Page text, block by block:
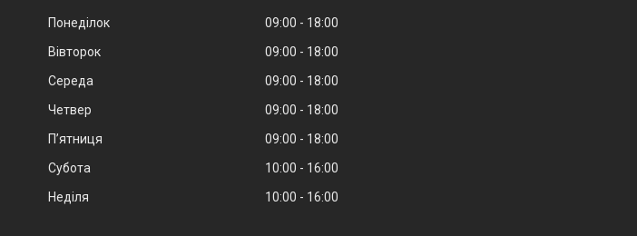
Понеділок 09:00
18:00
Вівторок
09:00
18:00
Середа
09:00
18:00
Четвер
09:00
18:00
Пʼятниця
09:00
18:00
Субота
10:00
16:00
Неділя
10:00 16:00